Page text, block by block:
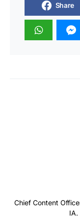
Share
Chief Content
IA.